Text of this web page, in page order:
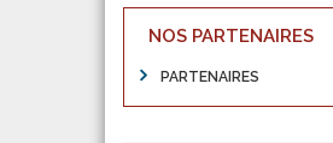
NOS PARTENAIRES
PARTENAIRES